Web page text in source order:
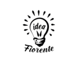
contenuto